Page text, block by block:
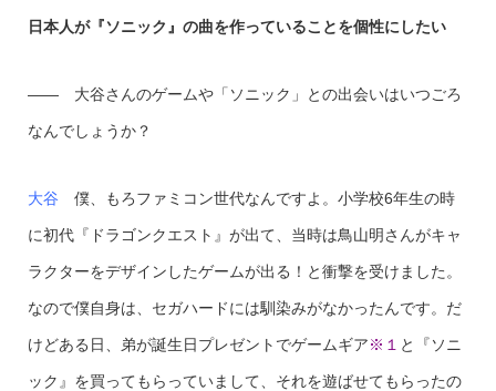
日本人が『ソニック』の曲を作っていることを個性にしたい
—— 大谷さんのゲームや「ソニック」との出会いはいつごろ
なんでしょうか？
大谷 僕、もろファミコン世代なんですよ。小学校6年生の時
に初代『ドラゴンクエスト』が出て、当時は鳥山明さんがキャ
ラクターをデザインしたゲームが出る！と衝撃を受けました。
なので僕自身は、セガハードには馴染みがなかったんです。だ
けどある日、弟が誕生日プレゼントでゲームギア※１ と『ソニ
ック』を買ってもらっていまして、それを遊ばせてもらったの